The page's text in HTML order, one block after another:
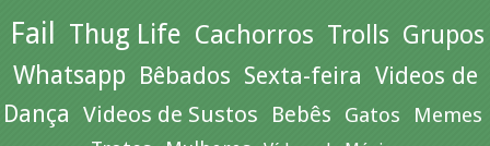
Fail Thug Life Cachorros Trolls Grupos
Whatsapp Bêbados Sexta-feira Videos de
Dança Videos de Sustos Bebês Gatos Memes